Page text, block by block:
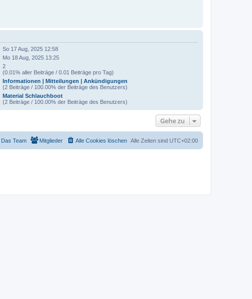
So 17 Aug, 2025 12:58
Mo 18 Aug, 2025 13:25
2
(0.01% aller Beiträge / 0.01 Beiträge pro Tag)
Informationen | Mitteilungen | Ankündigungen
(2 Beiträge / 100.00% der Beiträge des Benutzers)
Material Schlauchboot
(2 Beiträge / 100.00% der Beiträge des Benutzers)
Gehe zu
Alle Zeiten sind UTC+02:00
Alle Cookies löschen
Mitglieder
Das Team